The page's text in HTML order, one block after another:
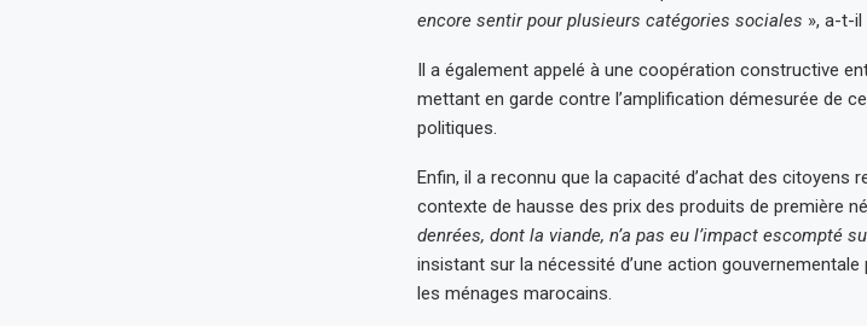
encore sentir pour plusieurs catégories sociales », a-t-il
Il a également appelé à une coopération constructive
mettant en garde contre l’amplification démesurée de
politiques.
Enfin, il a reconnu que la capacité d’achat des citoyens
contexte de hausse des prix des produits de première
denrées, dont la viande, n’a pas eu l’impact escompté
insistant sur la nécessité d’une action
les ménages marocains.